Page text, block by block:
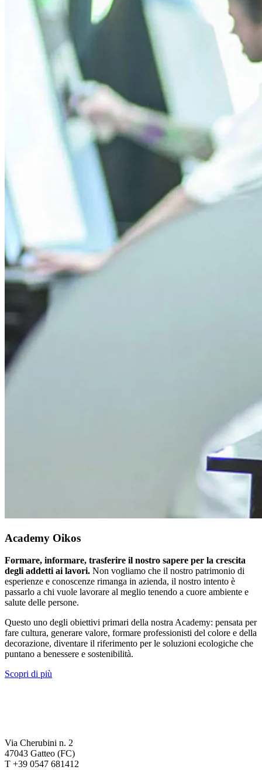
Academy Oikos
Formare, informare, trasferire il nostro sapere per la crescita
degli addetti ai lavori. Non vogliamo che il nostro patrimonio di
esperienze e conoscenze rimanga in azienda, il nostro intento è
passarlo a chi vuole lavorare al meglio tenendo a cuore ambiente e
salute delle persone.
Questo uno degli obiettivi primari della nostra Academy: pensata per
fare cultura, generare valore, formare professionisti del colore e della
decorazione, diventare il riferimento per le soluzioni ecologiche che
puntano a benessere e sostenibilità.
Scopri di più
Via Cherubini n. 2
47043 Gatteo (FC)
T +39 0547 681412